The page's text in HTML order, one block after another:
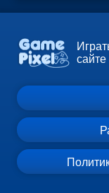
сайте